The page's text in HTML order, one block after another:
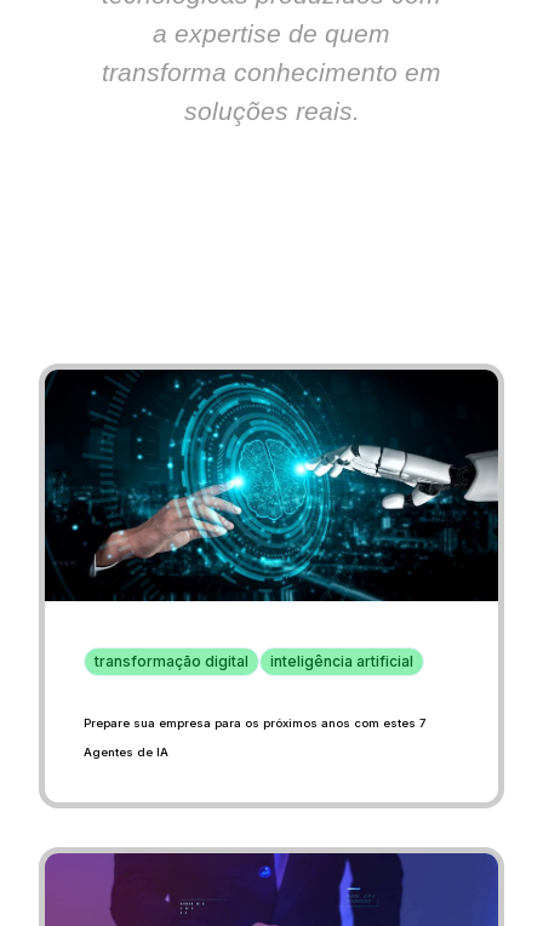
a expertise de quem
transforma conhecimento em
soluções reais.
transformação digital inteligência artificial
Prepare sua empresa para os próximos anos com estes 7
Agentes de IA